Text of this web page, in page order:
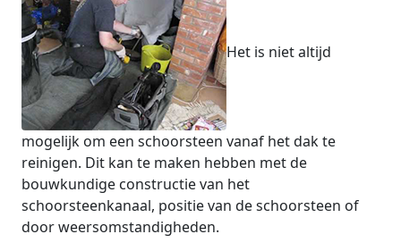
Het is niet altijd
mogelijk om een schoorsteen vanaf het dak te
reinigen. Dit kan te maken hebben met de
bouwkundige constructie van het
schoorsteenkanaal, positie van de schoorsteen of
door weersomstandigheden.